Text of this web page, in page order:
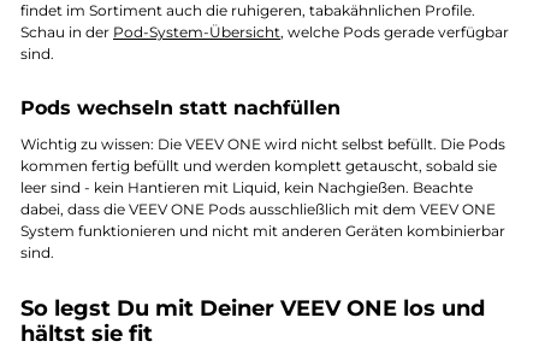
findet im Sortiment auch die ruhigeren, tabakähnlichen Profile.
Schau in der Pod-System-Übersicht, welche Pods gerade verfügbar
sind.
Pods wechseln statt nachfüllen
Wichtig zu wissen: Die VEEV ONE wird nicht selbst befüllt. Die Pods
kommen fertig befüllt und werden komplett getauscht, sobald sie
leer sind - kein Hantieren mit Liquid, kein Nachgießen. Beachte
dabei, dass die VEEV ONE Pods ausschließlich mit dem VEEV ONE
System funktionieren und nicht mit anderen Geräten kombinierbar
sind.
So legst Du mit Deiner VEEV ONE los und
hältst sie fit